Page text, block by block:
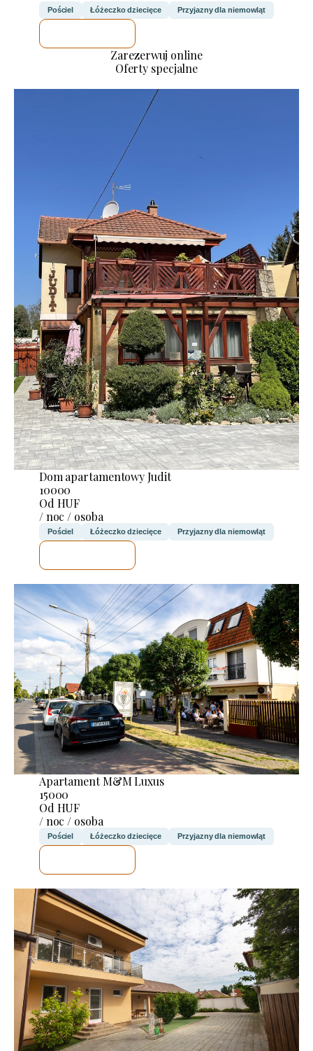
Pościel Łóżeczko dziecięce Przyjazny dla niemowląt
Zarezerwuj online
Oferty specjalne
Dom apartamentowy Judit
10000
Od HUF
/ noc / osoba
Pościel Łóżeczko dziecięce Przyjazny dla niemowląt
Apartament M&M Luxus
15000
Od HUF
/ noc / osoba
Pościel Łóżeczko dziecięce Przyjazny dla niemowląt